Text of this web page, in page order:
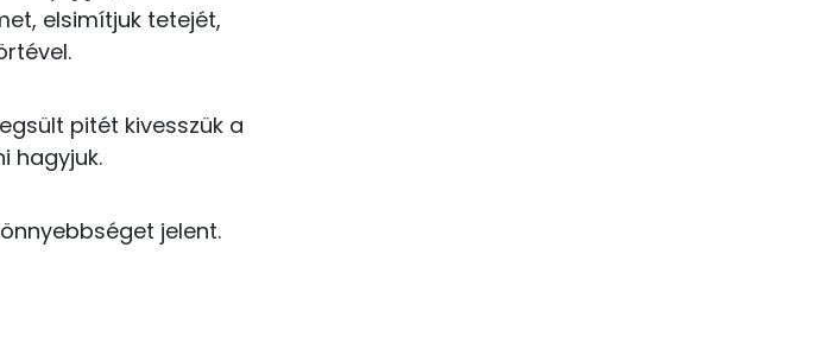
58 kcal
0 kcal
43 kcal
elsimítjuk tetejét,
pitét kivesszük a
hagyjuk.
jelent.